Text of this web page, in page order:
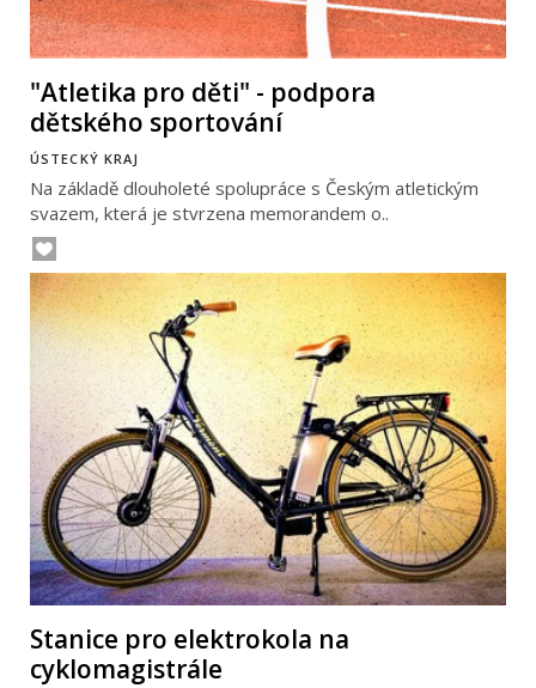
"Atletika pro děti" - podpora
dětského sportování
ÚSTECKÝ KRAJ
Na základě dlouholeté spolupráce s Českým atletickým
svazem, která je stvrzena memorandem o..
Stanice pro elektrokola na
cyklomagistrále